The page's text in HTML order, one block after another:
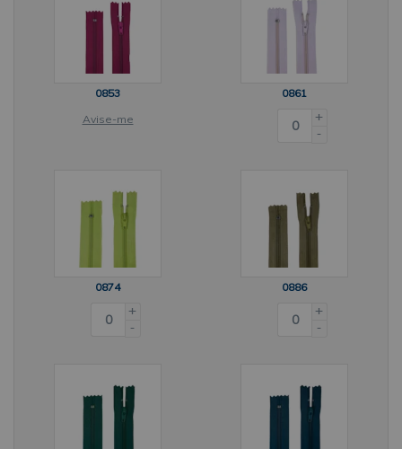
0853
Avise-me
0861
+
-
0874
+
-
0886
+
-